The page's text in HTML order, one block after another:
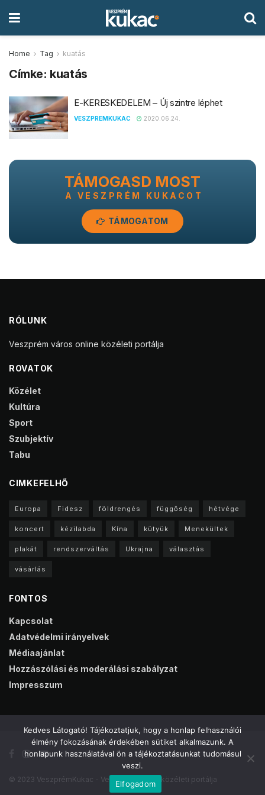
Home Tag kuatás
Címke: kuatás
E-KERESKEDELEM – Új szintre léphet
VESZPREMKUKAC 2020.06.24.
TÁMOGASD MOST
A VESZPRÉM KUKACOT
TÁMOGATOM
RÓLUNK
Veszprém város online közéleti portálja
ROVATOK
Közélet
Kultúra
Sport
Szubjektív
Tabu
CIMKEFELHŐ
Europa Fidesz földrengés függőség hétvége
koncert kézilabda Kína kütyük Menekültek
plakát rendszerváltás Ukrajna választás
vásárlás
FONTOS
Kapcsolat
Adatvédelmi irányelvek
Médiaajánlat
Hozzászólási és moderálási szabályzat
Impresszum
© 2023 VeszprémKukac - Veszprém online közéleti portálja
Kedves Látogató! Tájékoztatjuk, hogy a honlap felhasználói
élmény fokozásának érdekében sütiket alkalmazunk. A
honlapunk használatával ön a tájékoztatásunkat tudomásul
veszi.
Elfogadom